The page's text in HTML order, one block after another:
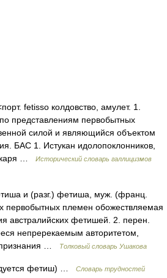
fetisso колдовство, амулет. 1.
представлениям первобытных
силой и являющийся объектом
БАС 1. Истукан идолопоклонников,
…
Исторический словарь галлицизмов
и (разг.) фетиша, муж. (франц.
первобытных племен обожествляемая
австралийских фетишей. 2. перен.
непререкаемым авторитетом,
признания …
Толковый словарь Ушакова
фетиш) …
Словарь трудностей